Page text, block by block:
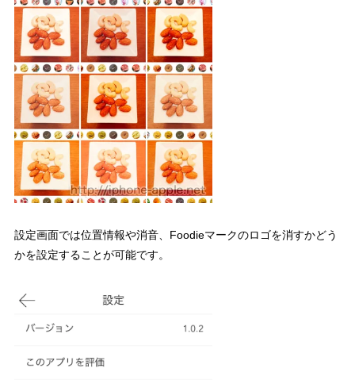
設定画面では位置情報や消音、Foodieマークのロゴを消すかどう
かを設定することが可能です。